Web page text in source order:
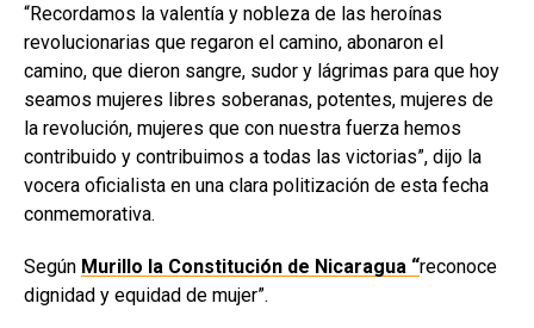
“Recordamos la valentía y nobleza de las heroínas
revolucionarias que regaron el camino, abonaron el
camino, que dieron sangre, sudor y lágrimas para que hoy
seamos mujeres libres soberanas, potentes, mujeres de
la revolución, mujeres que con nuestra fuerza hemos
contribuido y contribuimos a todas las victorias”, dijo la
vocera oficialista en una clara politización de esta fecha
conmemorativa.
Según Murillo la Constitución de Nicaragua “reconoce
dignidad y equidad de mujer”.